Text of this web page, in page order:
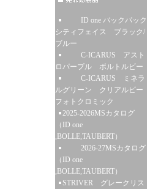
ID one バックパック
シティフェイス ブラック/
ブルー
C-ICARUS アスト
ロパープル ボルトルビー
C-ICARUS ミネラ
ルグリーン クリアルビー
フォトクロミック
2025-2026MSカタログ
（ID one
,BOLLE,TAUBERT）
2026-27MSカタログ
（ID one
,BOLLE,TAUBERT）
STRIVER グレークリス